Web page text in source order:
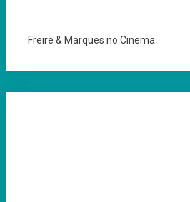
Freire & Marques no Cinema